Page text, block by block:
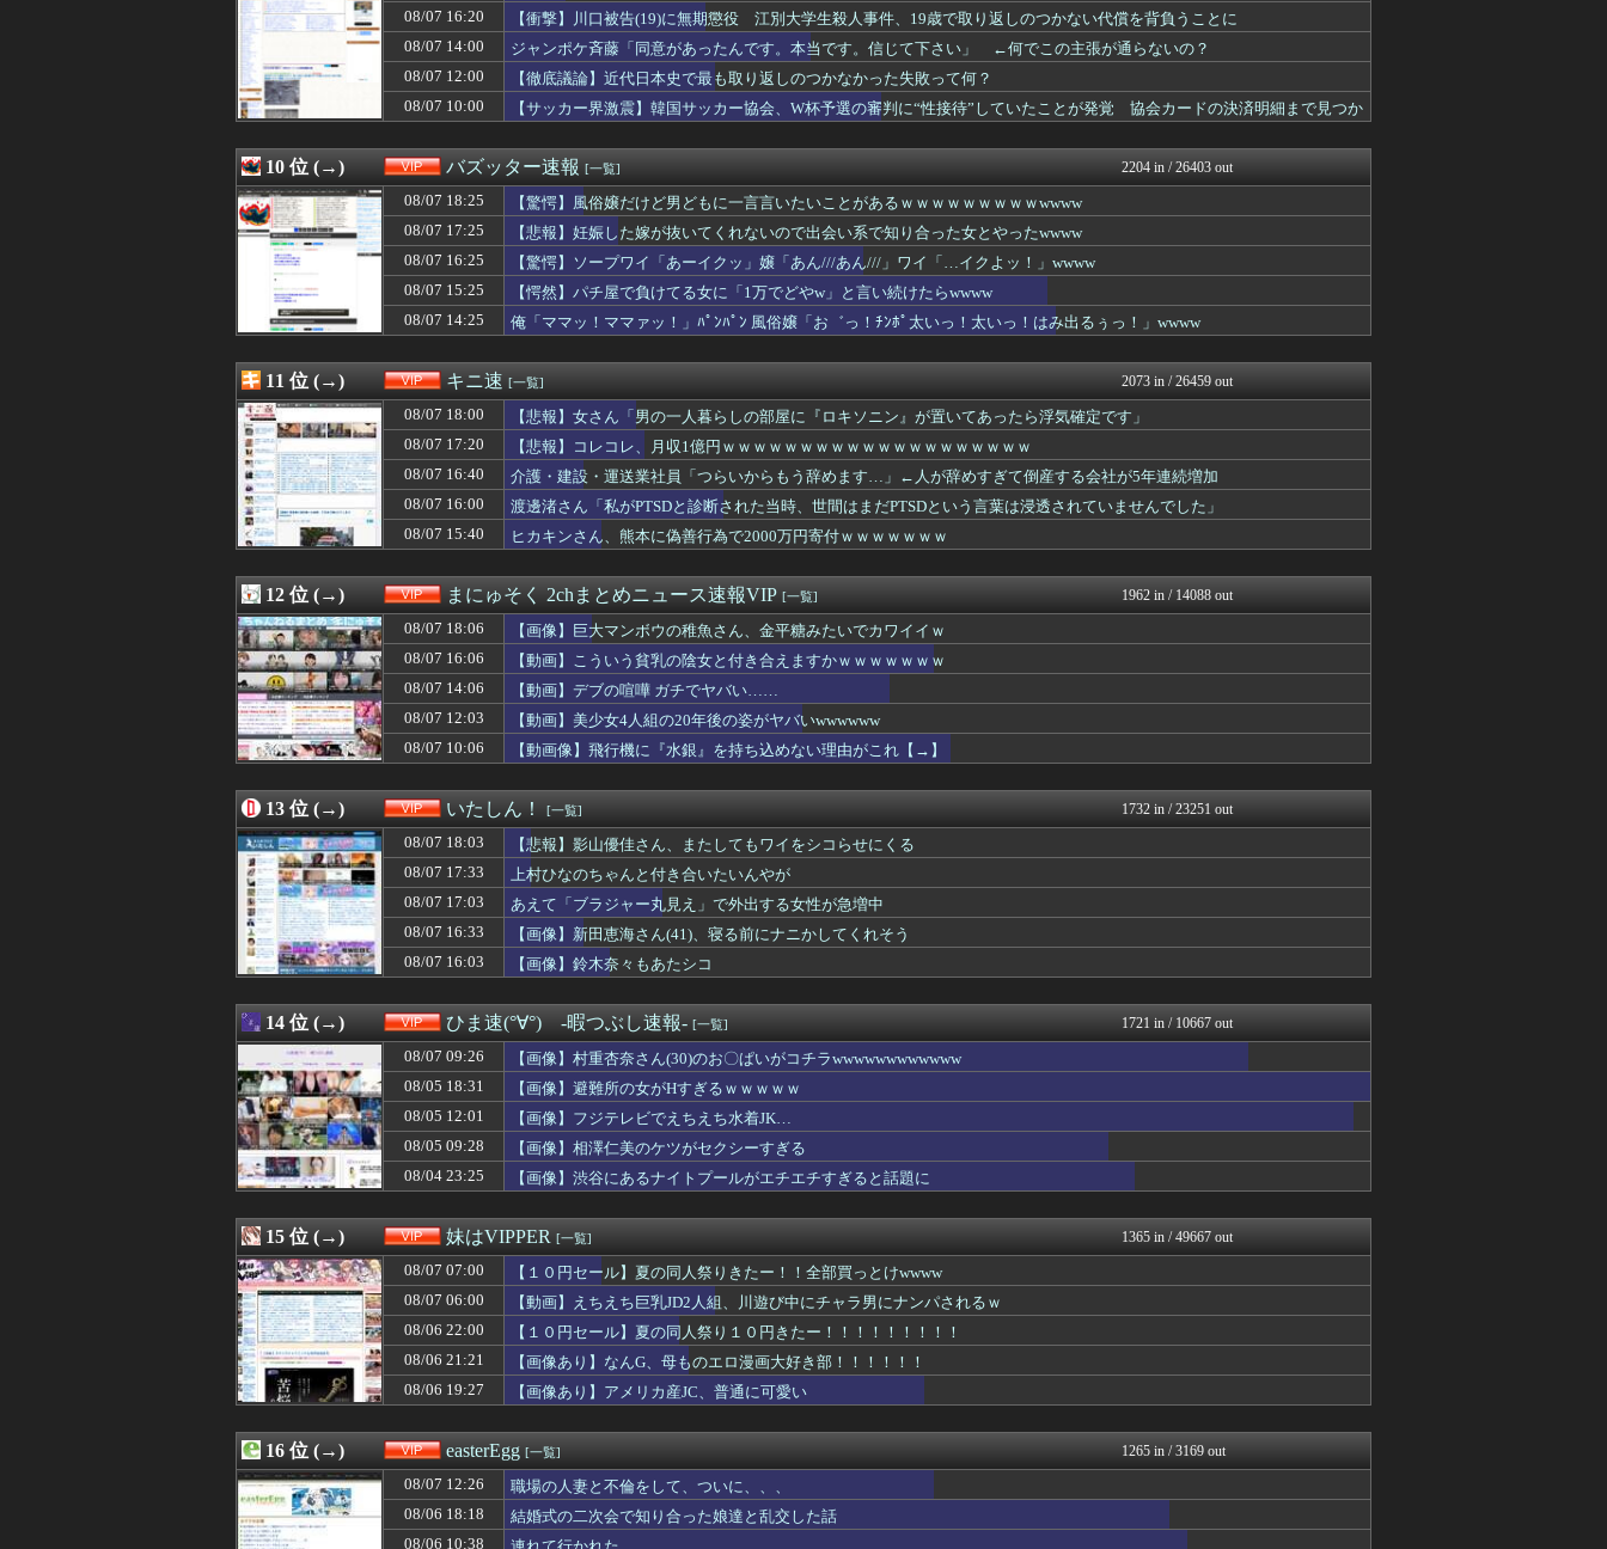
08/07 15:33
【画像】杉原杏璃とかいうエチエチ投資家
いたしん！
08/07 15:31
【悲報】ぶっちゃけ巨乳が好きなやつ、集まれwwwwwwwwwwwww
BIPブログ
【動画】高須幹弥先生にキレるショートスリーパー・堀大輔氏が怖いと話題にｗｗｗｗ...
ラビット速報
08/07 15:30
【画像】元大関・貴景勝の湊川親方、誕生日を迎え『誰！？』と話題にｗｗｗ
08/07 15:25
【愕然】パチ屋で負けてる女に「1万でどやw」と言い続けたらwwww
バズッター速報
08/07 15:20
【悲報】ディズニーとUSJ、JKのダンス会場になってしまうｗｗｗｗｗ
VIPPER速報
08/07 15:15
デリヘルでオキニに毎回チップ10000渡してる→こうなるwww
まとめCUP
08/07 15:12
【朗報】明日8月8日は銀だこの日！先着88名に8個入りを88円で提供
ゴールデンタイムズ
08/07 15:12
国「みんな、マイナ保険証に慣れてきたー？」
08/07 15:10
【速報】北海道江別大学生殺人事件、主犯格の川口被告(19)に無期懲役の判決・・...
08/07 15:09
【画像】ドイツの『ナチス時代の国会』がガチでカッコ良すぎるwwwwwww
ぶる速-VIP
08/07 15:09
【動画】まるでアニメみたいな乳袋の女子高生ｗｗｗwｗｗｗｗｗｗｗｗ❤
08/07 15:09
【画像】本田望結ちゃん、お胸スゴすぎｗｗｗｗｗｗｗｗｗ
08/07 15:09
【佐賀】「神社に外国人が住み着いている」と通報 不法残留でネパール国籍の男逮捕
コノユビニュース｜みんなの...
08/07 15:05
【悲報】ディズニーのおいなり巻（600円）、卑猥すぎて賛否両論ｗｗｗｗｗｗ(画...
不思議.net - 5ch...
08/07 15:03
【画像】稲村亜美さん
いたしん！
08/07 15:01
【速報】乳にすべての栄養が回った超巨乳、見つかるwwwwww
BIPブログ
08/07 15:00
【速報】北海道江別大学生殺人事件、主犯格の川口被告(19)に無期懲役の判決・・...
【2ch】ニュー速クオリテ...
08/07 14:40
【速報】SnowManファンのおばさんたちの集まり「Snow Woman」、ラ...
08/07 14:39
奈須きのこ「個人的にもぽち先生の『姉なるもの』には大変お世話になっていますので...
ゴールデンタイムズ
08/07 14:34
女さん「丁度いいマッチョが好き」←これｗｗｗｗｗ
筋肉速報
08/07 14:33
【ｼｺ画像】女さん、風呂でお◯ぱいを浮かせてしまうｗｗｗｗｗｗｗｗｗｗｗ
えっ!?またここのサイト?
08/07 14:33
バイト先の元ヤン「ギャハハハハ(品のない笑い方)」ワイ「うるせぇな…どうせFラ...
08/07 14:31
【復讐】絶対に「植えてはいけない植物」を小学校に植えた→20年経って見に行くと...
おうまがタイムズ
08/07 14:30
【悲報】吉岡里帆さん、アドリブで相手役の手を取りおっぱいに押し当ててしまう
VIPPER速報
08/07 14:25
俺「ママッ！ママァッ！」ﾊﾟﾝﾊﾟﾝ 風俗嬢「お゛っ！ﾁﾝﾎﾟ太いっ！太いっ！...
バズッター速報
08/07 14:20
女の子「20歳でアルファードを残クレじゃなくて一括で買えちゃう私って素敵」
08/07 14:18
【衝撃】Z新入社員、意地でも9月の社員旅行の計画をやらない・・・・・
08/07 14:15
ペットロスワイ、寂しさに耐えかねて猫カフェに行った結果ww
まとめCUP
08/07 14:11
【朗報】巨乳ヒロインさん、主人公の股間に乳を押し当ててしまうwwwww
BIPブログ
08/07 14:09
【事件】「声が出るようになるツボがある」女性へのわいせつな行為で音楽クリエイタ...
08/07 14:09
【画像】iPhoneSE、女子高生を追い詰めてしまう・・・
08/07 14:09
【画像】JC「妊娠しちゃったぁ…あたしまだJCだよー(ﾊﾟｼｬｰ」
なんJミュージアム
08/07 14:03
【なぞ】福田監督「新ケロロに福田組が出ます！」→爆死 ちいかわの監督「原作に忠...
Zチャンネル＠VIP
08/07 14:00
急増する「自分の頭で考えない子」。すぐ検索が当たり前に 「タイパ」至上主義・・...
【2ch】ニュー速クオリテ...
08/07 14:00
ジャンポケ斉藤「同意があったんです。本当です。信じて下さい」 ←何でこの主張が...
08/07 13:50
福田雄一「新ケロロに福田組が出ます！」→爆死 ちいかわの監督「原作に忠実に」→...
08/07 13:50
【悲報】みいちゃんの作者さん、泣いてしまう😭 （※画像あり）
ラビット速報
08/07 13:41
【朗報】山田涼介(31)のベッドシーン、エロすぎるwwwwwww
BIPブログ
08/07 13:39
ぐらんぶる原作最新話、ヤバすぎる
08/07 13:34
【プロレス】長州小力 西口DXプロレス8月大会でリング復帰 対戦相手はクロちゃ...
08/07 13:33
【ｼｺ画像】エ口い陽キャ女さん、自らのムホホなお乳を見せびらかしてしまうｗｗｗ...
えっ!?またここのサイト?
08/07 13:31
【悲報】キンコン西野亮廣、熊本支援炊き出し「カレー」で炎上するｗｗｗ
おうまがタイムズ
08/07 13:30
【速報】巨人、高梨、不倫…
【2ch】ニュー速クオリテ...
08/07 13:27
ニコニコ出身者が豪華すぎると話題に なんでyoutubeに負けたのか・・・
ぶる速-VIP
08/07 13:25
【悲報】ちんぽに下味つけてピンサロいったらｗｗｗｗｗｗｗｗｗwwww
08/07 13:20
【緊急】明日「銀だこ」がガチに過去最大レベルに混みそうwwwwwwwwwwww...
08/07 13:16
パワプロクンポケット×#スポニチ コラボグッズ発売決定！
ゴールデンタイムズ
08/07 13:15
同僚の美人に土下座して必死に頼んだらこうなるwww
まとめCUP
08/07 13:09
三児のパパ『父さんな、動画編集で食っていこうと思うんだ』→結果
08/07 13:09
【画像あり】ギャル「男の人って、こういうの見ると興奮するんだよね笑❤」ﾊﾟｼｬ
08/07 13:09
【大阪】建設会社の従業員(79)、同僚(52)の言葉遣いが悪いという理由でクビ...
コノユビニュース｜みんなの...
08/07 13:03
【悲報】マチアプで会う約束してた相手にこの返信送ったらブロックされたんやが Zチャンネル＠VIP
物状態”に
08/07 16:20
【衝撃】川口被告(19)に無期懲役 江別大学生殺人事件、19歳で取り返しのつかない代償を背負うことに
08/07 14:00
ジャンポケ斉藤「同意があったんです。本当です。信じて下さい」 ←何でこの主張が通らないの？
08/07 12:00
【徹底議論】近代日本史で最も取り返しのつかなかった失敗って何？
08/07 10:00
【サッカー界激震】韓国サッカー協会、W杯予選の審判に“性接待”していたことが発覚 協会カードの決済明細まで見つか
10 位 (→) バズッター速報 [一覧] 2204 in / 26403 out
08/07 18:25
【驚愕】風俗嬢だけど男どもに一言言いたいことがあるｗｗｗｗｗｗｗｗｗwwww
08/07 17:25
【悲報】妊娠した嫁が抜いてくれないので出会い系で知り合った女とやったwwww
08/07 16:25
【驚愕】ソープワイ「あーイクッ」嬢「あん///あん///」ワイ「…イクよッ！」wwww
08/07 15:25
【愕然】パチ屋で負けてる女に「1万でどやw」と言い続けたらwwww
08/07 14:25
俺「ママッ！ママァッ！」ﾊﾟﾝﾊﾟﾝ 風俗嬢「お゛っ！ﾁﾝﾎﾟ太いっ！太いっ！はみ出るぅっ！」wwww
11 位 (→) キニ速 [一覧] 2073 in / 26459 out
08/07 18:00
【悲報】女さん「男の一人暮らしの部屋に『ロキソニン』が置いてあったら浮気確定です」
08/07 17:20
【悲報】コレコレ、月収1億円ｗｗｗｗｗｗｗｗｗｗｗｗｗｗｗｗｗｗｗｗ
08/07 16:40
介護・建設・運送業社員「つらいからもう辞めます…」←人が辞めすぎて倒産する会社が5年連続増加
WWWWWWWWWWW
08/07 16:00
渡邊渚さん「私がPTSDと診断された当時、世間はまだPTSDという言葉は浸透されていませんでした」
08/07 15:40
ヒカキンさん、熊本に偽善行為で2000万円寄付ｗｗｗｗｗｗｗ
12 位 (→) まにゅそく 2chまとめニュース速報VIP [一覧] 1962 in / 14088 out
08/07 18:06
【画像】巨大マンボウの稚魚さん、金平糖みたいでカワイイｗ
08/07 16:06
【動画】こういう貧乳の陰女と付き合えますかｗｗｗｗｗｗｗ
08/07 14:06
【動画】デブの喧嘩 ガチでヤバい……
08/07 12:03
【動画】美少女4人組の20年後の姿がヤバいwwwwww
08/07 10:06
【動画像】飛行機に『水銀』を持ち込めない理由がこれ【→】
13 位 (→) いたしん！ [一覧] 1732 in / 23251 out
08/07 18:03
【悲報】影山優佳さん、またしてもワイをシコらせにくる
08/07 17:33
上村ひなのちゃんと付き合いたいんやが
08/07 17:03
あえて「ブラジャー丸見え」で外出する女性が急増中
08/07 16:33
【画像】新田恵海さん(41)、寝る前にナニかしてくれそう
08/07 16:03
【画像】鈴木奈々もあたシコ
14 位 (→) ひま速(°∀°) -暇つぶし速報- [一覧] 1721 in / 10667 out
08/07 09:26
【画像】村重杏奈さん(30)のお〇ぱいがコチラwwwwwwwwwwww
08/05 18:31
【画像】避難所の女がHすぎるｗｗｗｗｗ
08/05 12:01
【画像】フジテレビでえちえち水着JK…
08/05 09:28
【画像】相澤仁美のケツがセクシーすぎる
08/04 23:25
【画像】渋谷にあるナイトプールがエチエチすぎると話題に
15 位 (→) 妹はVIPPER [一覧] 1365 in / 49667 out
08/07 07:00
【１０円セール】夏の同人祭りきたー！！全部買っとけwwww
08/07 06:00
【動画】えちえち巨乳JD2人組、川遊び中にチャラ男にナンパされるｗ
08/06 22:00
【１０円セール】夏の同人祭り１０円きたー！！！！！！！！！
08/06 21:21
【画像あり】なんG、母ものエロ漫画大好き部！！！！！！
08/06 19:27
【画像あり】アメリカ産JC、普通に可愛い
16 位 (→) easterEgg [一覧] 1265 in / 3169 out
08/07 12:26
職場の人妻と不倫をして、ついに、、、
08/06 18:18
結婚式の二次会で知り合った娘達と乱交した話
08/06 10:38